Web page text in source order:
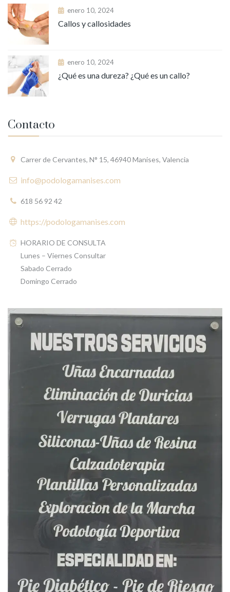
enero 10, 2024
Callos y callosidades
enero 10, 2024
¿Qué es una dureza? ¿Qué es un callo?
Contacto
Carrer de Cervantes, N° 15, 46940 Manises, Valencia
info@podologamanises.com
618 56 92 42
https://podologamanises.com
HORARIO DE CONSULTA
Lunes – Viernes Consultar
Sabado Cerrado
Domingo Cerrado